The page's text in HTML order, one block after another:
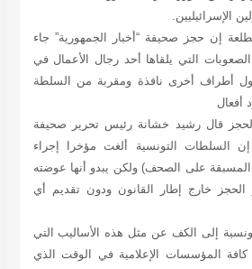
الإسرائيليين.
إن حجز صحيفة “أخبار الجمهورية” جاء
التي يلقاها أحد رجال الأعمال في
أطراف أخرى نافذة ومقربة من السلطة
أفعال
قال رشيد خشانة رئيس تحرير صحيفة
السلطات التونسية ألغت مؤخرا إجراء
المسبقة على الصحف) ولكن يبدو أنها عوضته
خارج إطار القانون ودون تقديم أي
إلى الكف عن مثل هذه الأساليب التي
كافة المؤسسات الإعلامية في الوقت الذي